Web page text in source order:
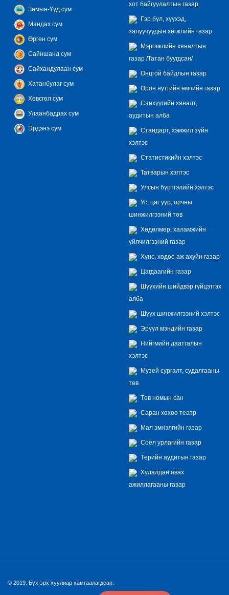
Замын-Үүд сум
Мандах сум
Өргөн сум
Сайншанд сум
Сайхандулаан сум
Хатанбулаг сум
Хөвсгөл сум
Улаанбадрах сум
Эрдэнэ сум
хот байгуулалтын газар
Гэр бүл, хүүхэд,
залуучуудын хөгжлийн газар
Мэргэжлийн хяналтын
газар /Татан буугдсан/
Онцгой байдлын газар
Орон нутгийн өмчийн газар
Санхүүгийн хяналт,
аудитын алба
Стандарт, хэмжил зүйн
хэлтэс
Статистикийн хэлтэс
Татварын хэлтэс
Улсын бүртгэлийн хэлтэс
Ус, цаг уур, орчны
шинжилгээний төв
Хөдөлмөр, халамжийн
үйлчилгээний газар
Хүнс, хөдөө аж ахуйн газар
Цагдаагийн газар
Шүүхийн шийдвэр гүйцэтгэх
алба
Шүүх шинжилгээний хэлтэс
Эрүүл мэндийн газар
Нийгмийн даатгалын
хэлтэс
Музей сургалт, судалгааны
төв
Төв номын сан
Саран хөхөө театр
Мал эмнэлгийн газар
Соёл урлагийн газар
Төрийн аудитын газар
Худалдан авах
ажиллагааны газар
© 2019. Бүх эрх хуулиар хамгаалагдсан.